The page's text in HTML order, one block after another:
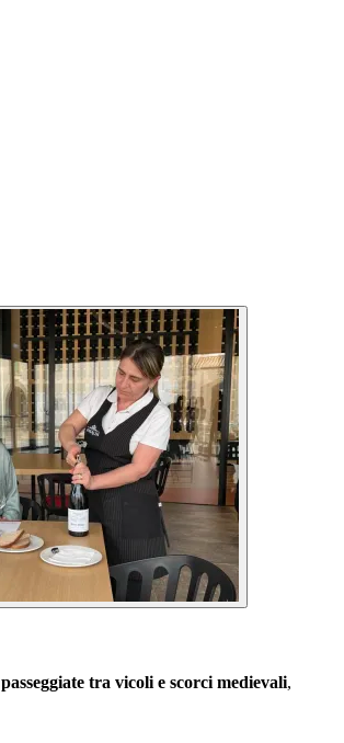
passeggiate tra vicoli e scorci medievali,